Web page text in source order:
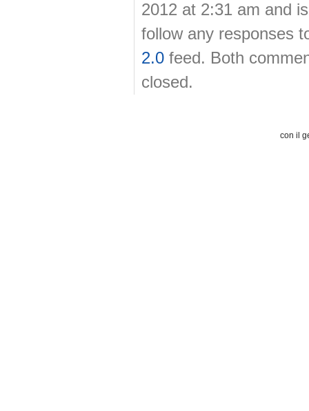
2012 at 2:31 am and
follow any responses
2.0 feed. Both
closed.
con il